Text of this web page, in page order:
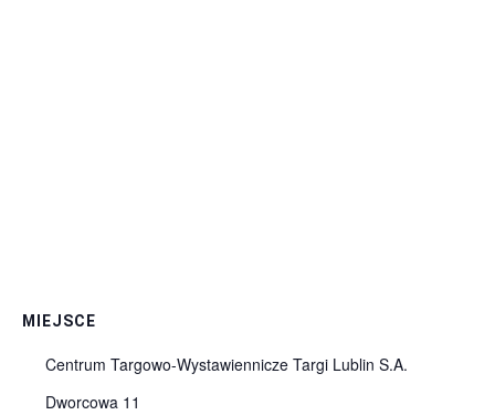
MIEJSCE
Centrum Targowo-Wystawiennicze Targi Lublin S.A.
Dworcowa 11